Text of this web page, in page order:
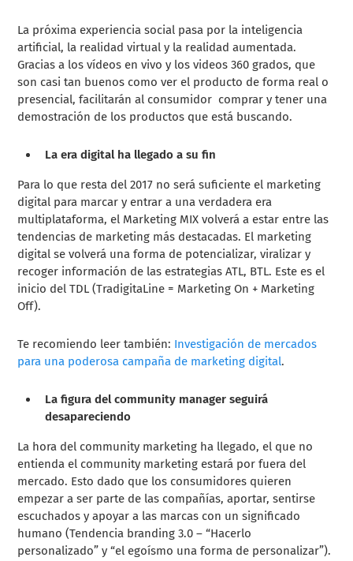
La próxima experiencia social pasa por la inteligencia
artificial, la realidad virtual y la realidad aumentada.
Gracias a los vídeos en vivo y los videos 360 grados, que
son casi tan buenos como ver el producto de forma real o
presencial, facilitarán al consumidor comprar y tener una
demostración de los productos que está buscando.
La era digital ha llegado a su fin
Para lo que resta del 2017 no será suficiente el marketing
digital para marcar y entrar a una verdadera era
multiplataforma, el Marketing MIX volverá a estar entre las
tendencias de marketing más destacadas. El marketing
digital se volverá una forma de potencializar, viralizar y
recoger información de las estrategias ATL, BTL. Este es el
inicio del TDL (TradigitaLine = Marketing On + Marketing
Off).
Te recomiendo leer también: Investigación de mercados
para una poderosa campaña de marketing digital.
La figura del community manager seguirá
desapareciendo
La hora del community marketing ha llegado, el que no
entienda el community marketing estará por fuera del
mercado. Esto dado que los consumidores quieren
empezar a ser parte de las compañías, aportar, sentirse
escuchados y apoyar a las marcas con un significado
humano (Tendencia branding 3.0 – “Hacerlo
personalizado” y “el egoísmo una forma de personalizar”).